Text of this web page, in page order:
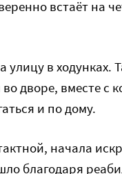
встаёт на
в ходунках.
дворе, вместе с
и по дому.
начала
благодаря